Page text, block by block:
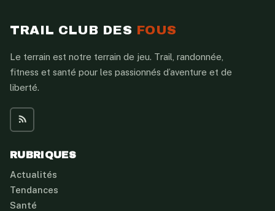
TRAIL CLUB DES FOUS
Le terrain est notre terrain de jeu. Trail, randonnée,
fitness et santé pour les passionnés d’aventure et de
liberté.
RUBRIQUES
Actualités
Tendances
Santé